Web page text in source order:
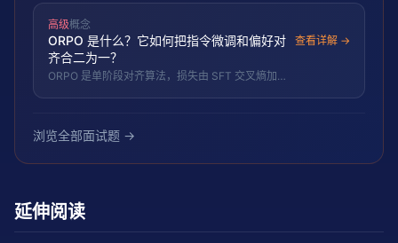
高级概念
ORPO 是什么？它如何把指令微调和偏好对
齐合二为一？
ORPO 是单阶段对齐算法，损失由 SFT 交叉熵加上
查看详解 →
浏览全部面试题 →
延伸阅读